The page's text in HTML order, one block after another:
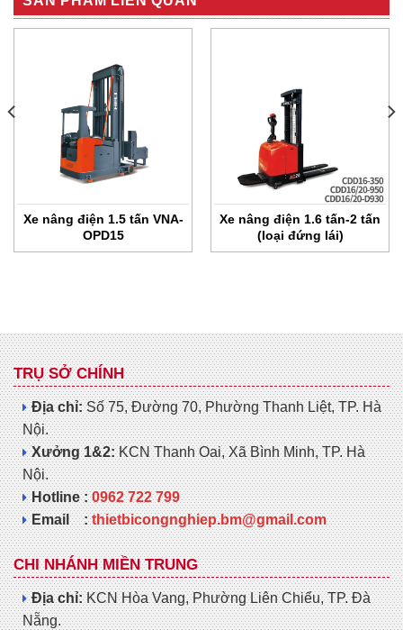
Xe nâng điện 1.5 tấn VNA-
OPD15
Xe nâng điện 1.6 tấn-2 tấn
(loại đứng lái)
TRỤ SỞ CHÍNH
Địa chỉ:Số 75, Đường 70, Phường Thanh Liệt, TP. Hà
Nội.
Xưởng 1&2:KCN Thanh Oai, Xã Bình Minh, TP. Hà
Nội.
Hotline :0962 722 799
Email :thietbicongnghiep.bm@gmail.com
CHI NHÁNH MIỀN TRUNG
Địa chỉ:KCN Hòa Vang, Phường Liên Chiểu, TP. Đà
Nẵng.